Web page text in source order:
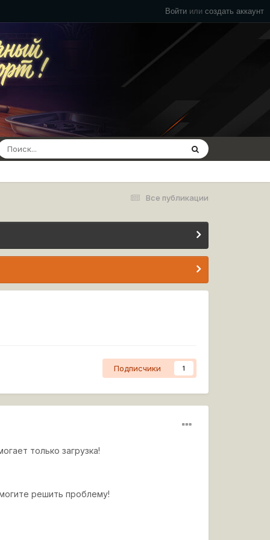
Войти или создать аккаунт
Все публикации
Подписчики 1
только загрузка!
решить проблему!